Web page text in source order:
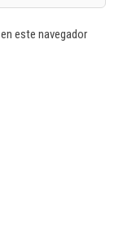
este navegador